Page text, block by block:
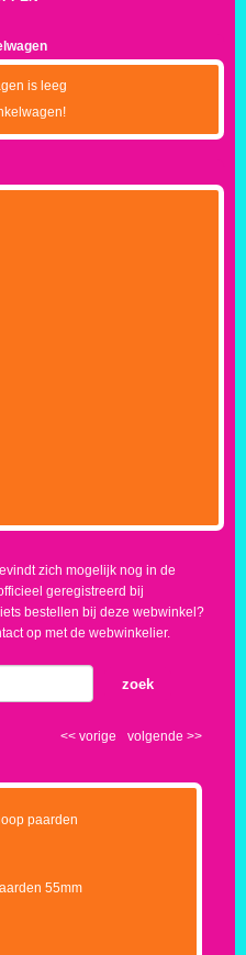
is leeg
zich mogelijk nog in de
geregistreerd bij
bestellen bij deze webwinkel?
op met de webwinkelier.
zoek
volgende >>
<< vorige
55mm